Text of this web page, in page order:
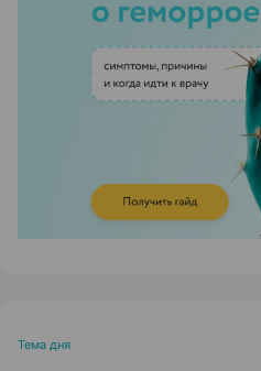
ЭФФЕКТИВНАЯ
Тема дня